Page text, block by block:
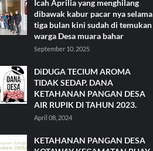
Icah Aprilia yang menghilang
dibawak kabur pacar nya selama
tiga bulan kini sudah di temukan
warga Desa muara bahar
September 10, 2025
DiDUGA TECIUM AROMA
TIDAK SEDAP. DANA
KETAHANAN PANGAN DESA
AIR RUPIK DI TAHUN 2023.
April 08, 2024
KETAHANAN PANGAN DESA